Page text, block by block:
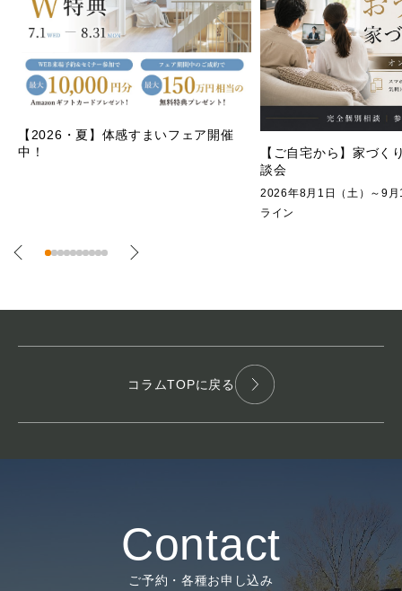
【ご自宅から】家づくりオンライン相
～ゼロから始める注文
ポウハウスの設計相談
2026/9/28(月)まで お近
示場
コラムTOPに戻る
Contact
ご予約・各種お申し込み